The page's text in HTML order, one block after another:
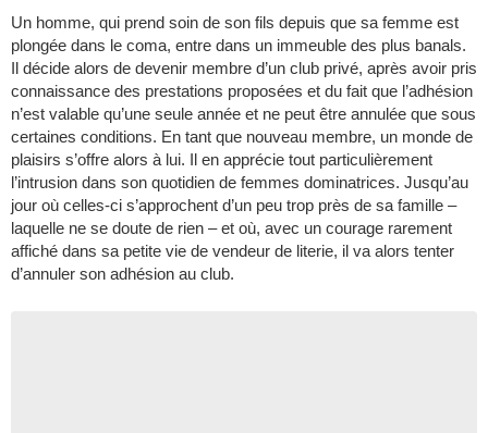
Un homme, qui prend soin de son fils depuis que sa femme est
plongée dans le coma, entre dans un immeuble des plus banals.
Il décide alors de devenir membre d’un club privé, après avoir pris
connaissance des prestations proposées et du fait que l’adhésion
n’est valable qu’une seule année et ne peut être annulée que sous
certaines conditions. En tant que nouveau membre, un monde de
plaisirs s’offre alors à lui. Il en apprécie tout particulièrement
l’intrusion dans son quotidien de femmes dominatrices. Jusqu’au
jour où celles-ci s’approchent d’un peu trop près de sa famille –
laquelle ne se doute de rien – et où, avec un courage rarement
affiché dans sa petite vie de vendeur de literie, il va alors tenter
d’annuler son adhésion au club.